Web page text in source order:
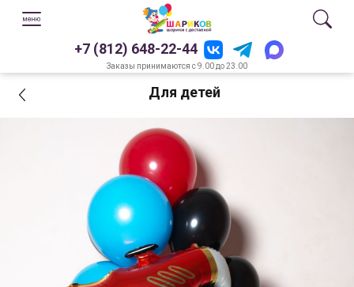
+7 (812) 648-22-44
Заказы принимаются с 9.00 до 23.00
Для детей